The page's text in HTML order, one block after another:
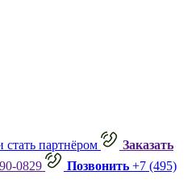
стать партнёром
Заказать
0829 Позвонить +7 (495)